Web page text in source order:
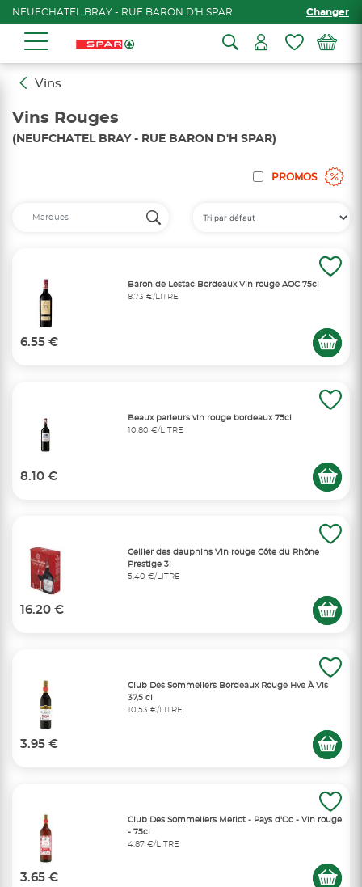
NEUFCHATEL BRAY - RUE BARON D'H SPAR Changer
Vins
Vins Rouges
(NEUFCHATEL BRAY - RUE BARON D'H SPAR)
PROMOS
Baron de Lestac Bordeaux Vin rouge AOC 75cl
8,73 €/LITRE
6.55 €
Beaux parleurs vin rouge bordeaux 75cl
10,80 €/LITRE
8.10 €
Cellier des dauphins Vin rouge Côte du Rhône
Prestige 3l
5,40 €/LITRE
16.20 €
Club Des Sommeliers Bordeaux Rouge Hve À Vis
37,5 cl
10,53 €/LITRE
3.95 €
Club Des Sommeliers Merlot - Pays d'Oc - Vin rouge
- 75cl
4,87 €/LITRE
3.65 €